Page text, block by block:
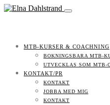
MTB-KURSER & COACHNING
BOKNINGSBARA MTB-
UTVECKLAS SOM MTB-
KONTAKT/PR
KONTAKT
JOBBA MED MIG
KONTAKT